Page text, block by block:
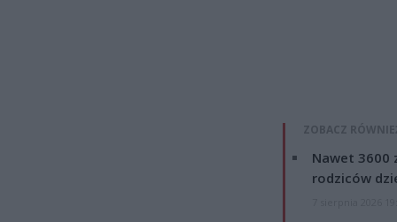
ZOBACZ
Nawet 3600
rodziców